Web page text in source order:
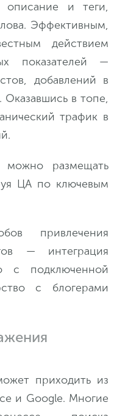
описание и теги,
Эффективным,
действием
показателей —
добавлений в
в топе,
трафик в
можно размещать
ЦА по ключевым
привлечения
— интеграция
с подключенной
с блогерами
приходить из
и Google. Многие